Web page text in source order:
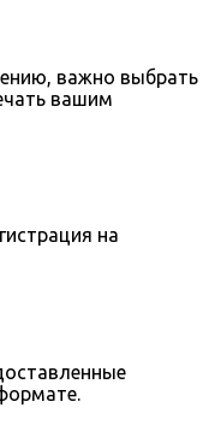
важно выбрать
вашим
на